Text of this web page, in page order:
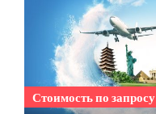
Стоимость по запросу